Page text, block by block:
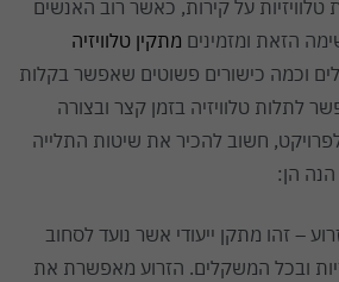
טלוויזיות על קירות, כאשר רוב האנשים
הזאת ומזמינים מתקין טלוויזיה
וכמה כישורים פשוטים שאפשר בקלות
לתלות טלוויזיה בזמן קצר ובצורה
חשוב להכיר את שיטות התלייה
הנה הן:
– זהו מתקן ייעודי אשר נועד לסחוב
ובכל המשקלים. הזרוע מאפשרת את